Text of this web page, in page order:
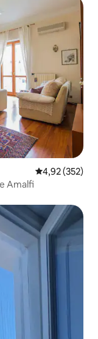
4,92 de uma
4,92 (352)
Amalfi